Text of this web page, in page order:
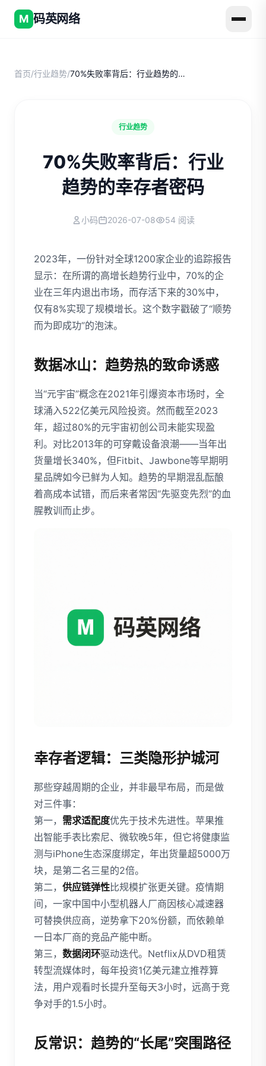
M 码英网络
首页/行业趋势/ 70%失败率背后：行业趋势的幸存者密码
行业趋势
70%失败率背后：行业
趋势的幸存者密码
小码 2026-07-08 54 阅读
2023年，一份针对全球1200家企业的追踪报告
显示：在所谓的高增长趋势行业中，70%的企
业在三年内退出市场，而存活下来的30%中，
仅有8%实现了规模增长。这个数字戳破了“顺势
而为即成功”的泡沫。
数据冰山：趋势热的致命诱惑
当“元宇宙”概念在2021年引爆资本市场时，全
球涌入522亿美元风险投资。然而截至2023
年，超过80%的元宇宙初创公司未能实现盈
利。对比2013年的可穿戴设备浪潮——当年出
货量增长340%，但Fitbit、Jawbone等早期明
星品牌如今已鲜为人知。趋势的早期混乱酝酿
着高成本试错，而后来者常因“先驱变先烈”的血
腥教训而止步。
幸存者逻辑：三类隐形护城河
那些穿越周期的企业，并非最早布局，而是做
对三件事：
第一， 需求适配度优先于技术先进性。苹果推
出智能手表比索尼、微软晚5年，但它将健康监
测与iPhone生态深度绑定，年出货量超5000万
块，是第二名三星的2倍。
第二， 供应链弹性比规模扩张更关键。疫情期
间，一家中国中小型机器人厂商因核心减速器
可替换供应商，逆势拿下20%份额，而依赖单
一日本厂商的竞品产能中断。
第三， 数据闭环驱动迭代。Netflix从DVD租赁
转型流媒体时，每年投资1亿美元建立推荐算
法，用户观看时长提升至每天3小时，远高于竞
争对手的1.5小时。
反常识：趋势的“长尾”突围路径